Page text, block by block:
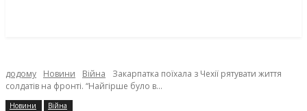
додому Новини Війна
Закарпатка поїхала з Чехії рятувати життя
солдатів на фронті. “Найгірше було в...
Новини Війна